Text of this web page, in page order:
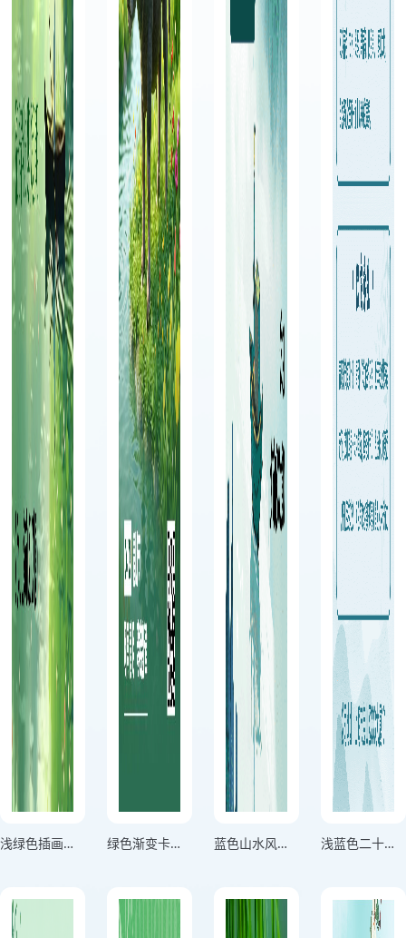
浅绿色插画风格游子寻春半出城梨花风起正清明横板清明节海报 绿色渐变卡通风格烟雨清明春启新章竖版清明节海报 蓝色山水风中国传统节气之清明节海报 浅蓝色二十四节气科普之清明节海报